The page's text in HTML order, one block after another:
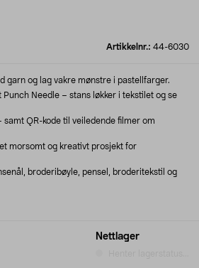
Artikkelnr.: 44-6030
Nettlager
garn og lag vakre mønstre i pastellfarger.
Needle – stans løkker i tekstilet og se
QR-kode til veiledende filmer om
morsomt og kreativt prosjekt for
broderibøyle, pensel, broderitekstil og